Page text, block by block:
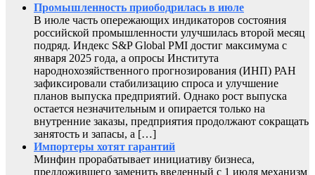
Промышленность приободрилась в июле
В июле часть опережающих индикаторов состояния
российской промышленности улучшилась второй месяц
подряд. Индекс S&P Global PMI достиг максимума с
января 2025 года, а опросы Института
народнохозяйственного прогнозирования (ИНП) РАН
зафиксировали стабилизацию спроса и улучшение
планов выпуска предприятий. Однако рост выпуска
остается незначительным и опирается только на
внутренние заказы, предприятия продолжают сокращать
занятость и запасы, а […]
Импортеры хотят гарантий
Минфин прорабатывает инициативу бизнеса,
предложившего заменить введенный с 1 июля механизм